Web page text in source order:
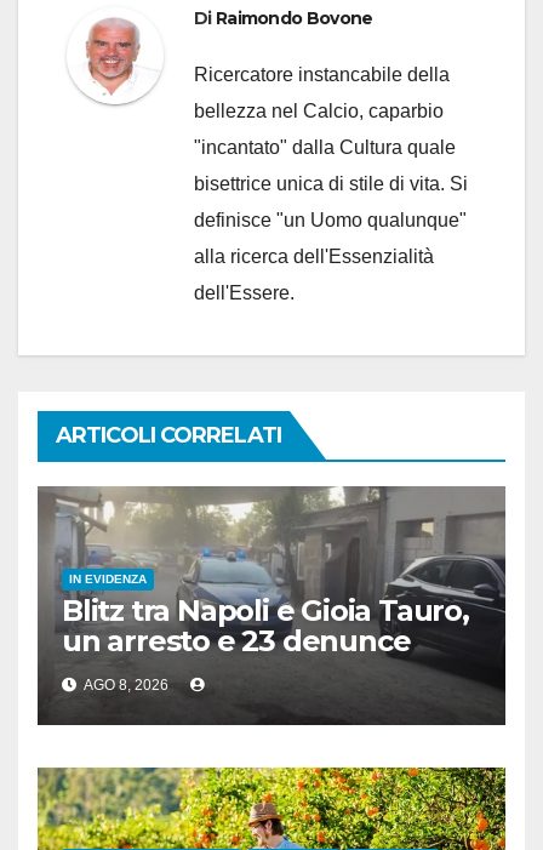
Di Raimondo Bovone
Ricercatore instancabile della
bellezza nel Calcio, caparbio
"incantato" dalla Cultura quale
bisettrice unica di stile di vita. Si
definisce "un Uomo qualunque"
alla ricerca dell'Essenzialità
dell'Essere.
ARTICOLI CORRELATI
IN EVIDENZA
Blitz tra Napoli e Gioia Tauro,
un arresto e 23 denunce
AGO 8, 2026